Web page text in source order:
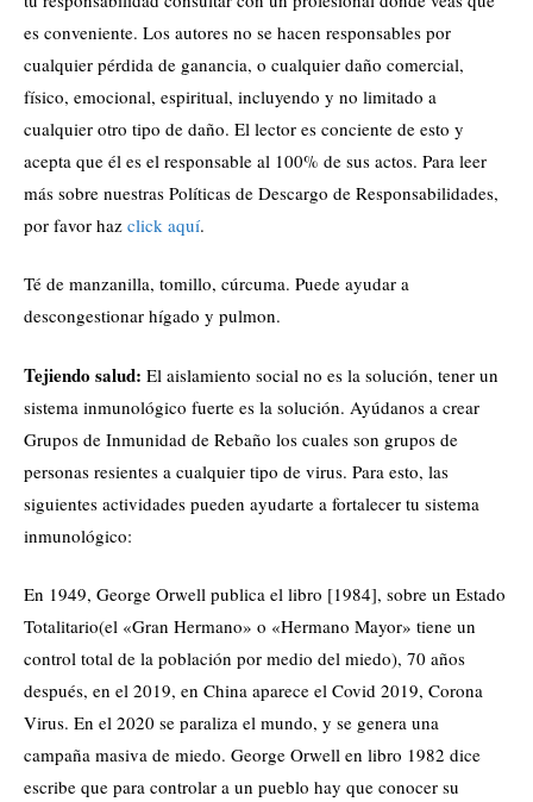
es conveniente. Los autores no se hacen responsables por
cualquier pérdida de ganancia, o cualquier daño comercial,
físico, emocional, espiritual, incluyendo y no limitado a
cualquier otro tipo de daño. El lector es conciente de esto y
acepta que él es el responsable al 100% de sus actos. Para leer
más sobre nuestras Políticas de Descargo de Responsabilidades,
por favor haz click aquí.
Té de manzanilla, tomillo, cúrcuma. Puede ayudar a
descongestionar hígado y pulmon.
Tejiendo salud: El aislamiento social no es la solución, tener un
sistema inmunológico fuerte es la solución. Ayúdanos a crear
Grupos de Inmunidad de Rebaño los cuales son grupos de
personas resientes a cualquier tipo de virus. Para esto, las
siguientes actividades pueden ayudarte a fortalecer tu sistema
inmunológico:
En 1949, George Orwell publica el libro [1984], sobre un Estado
Totalitario(el «Gran Hermano» o «Hermano Mayor» tiene un
control total de la población por medio del miedo), 70 años
después, en el 2019, en China aparece el Covid 2019, Corona
Virus. En el 2020 se paraliza el mundo, y se genera una
campaña masiva de miedo. George Orwell en libro 1982 dice
escribe que para controlar a un pueblo hay que conocer su